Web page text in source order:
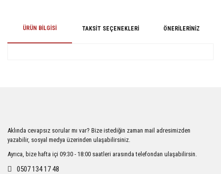
ÜRÜN BILGISI TAKSIT SEÇENEKLERI ÖNERILERINIZ
Ürün açıklamasında eksik bilgiler bulunuyor.
Ürün bilgilerinde hatalar bulunuyor.
Ürün fiyatı diğer sitelerden daha pahalı.
Aklında cevapsız sorular mı var? Bize istediğin zaman mail adresimizden
yazabilir, sosyal medya üzerinden ulaşabilirsiniz.
Ayrıca, bize hafta içi 09:30 - 18:00 saatleri arasında telefondan ulaşabilirsin.
0507 134 17 48